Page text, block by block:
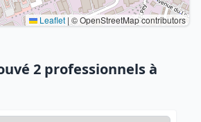
Leaflet | © OpenStreetMap contributors
2 professionnels à